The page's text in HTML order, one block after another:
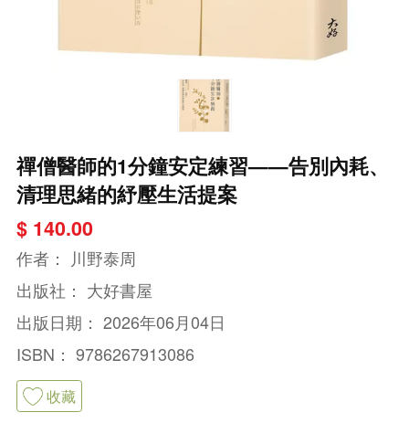
禪僧醫師的1分鐘安定練習——告別內耗、
清理思緒的紓壓生活提案
$ 140.00
作者：
川野泰周
出版社： 大好書屋
出版日期： 2026年06月04日
ISBN： 9786267913086
收藏